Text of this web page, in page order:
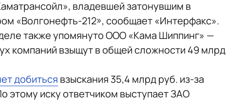
владевшей затонувшим в
«Волгонефть-212», сообщает «Интерфакс»‎.
также упомянуто ООО «Кама Шиппинг» —
компаний взыщут в общей сложности 49 млрд
добиться взыскания 35,4 млрд руб. из-за
этому иску ответчиком выступает ЗАО